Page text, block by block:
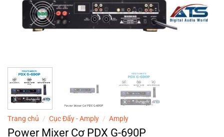
Trang chủ / Cục Đẩy - Amply / Amply
Power Mixer Cơ PDX G-690P